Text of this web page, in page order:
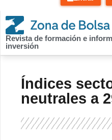
Revista de formación e
inversión
Índices
neutrales a